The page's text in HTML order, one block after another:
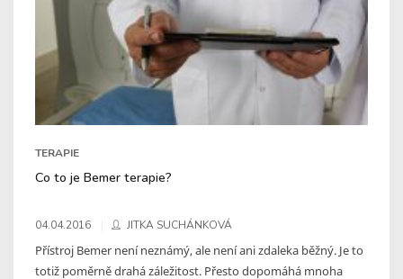
TERAPIE
Co to je Bemer terapie?
04.04.2016 JITKA SUCHÁNKOVÁ
Přístroj Bemer není neznámý, ale není ani zdaleka běžný. Je to
totiž poměrně drahá záležitost. Přesto dopomáhá mnoha